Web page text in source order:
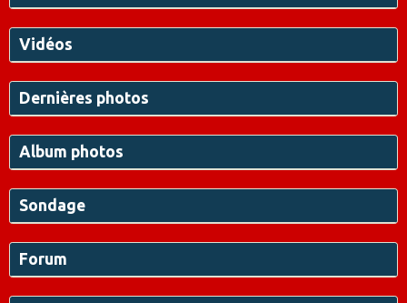
Vidéos
Dernières photos
Album photos
Sondage
Forum